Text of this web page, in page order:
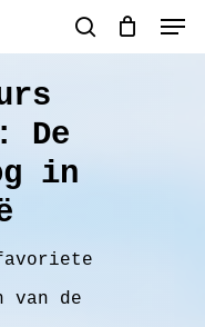
search
De
in
van de